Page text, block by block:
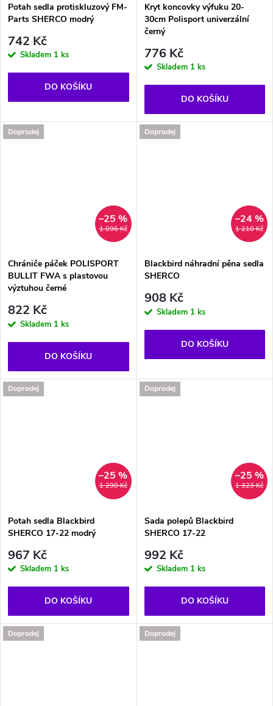
Potah sedla protiskluzový FM-
Parts SHERCO modrý
742 Kč
Skladem 1 ks
DO KOŠÍKU
Kryt koncovky výfuku 20-
30cm Polisport univerzální
černý
776 Kč
Skladem 1 ks
DO KOŠÍKU
Doprodej
1 096 Kč
–25 %
Chrániče páček POLISPORT
BULLIT FWA s plastovou
výztuhou černé
822 Kč
Skladem 1 ks
DO KOŠÍKU
Doprodej
1 210 Kč
–24 %
Blackbird náhradní pěna sedla
SHERCO
908 Kč
Skladem 1 ks
DO KOŠÍKU
Doprodej
1 290 Kč
–25 %
Potah sedla Blackbird
SHERCO 17-22 modrý
967 Kč
Skladem 1 ks
DO KOŠÍKU
Doprodej
1 323 Kč
–25 %
Sada polepů Blackbird
SHERCO 17-22
992 Kč
Skladem 1 ks
DO KOŠÍKU
Doprodej Doprodej